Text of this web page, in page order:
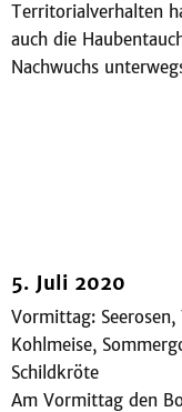
Territorialverhalten
auch die
Nachwuchs
5. Juli 2020
Vormittag:
Kohlmeise,
Schildkröte
Am Vormittag den